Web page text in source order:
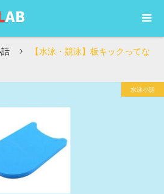
【水泳・競泳】板キックってな
水泳小話